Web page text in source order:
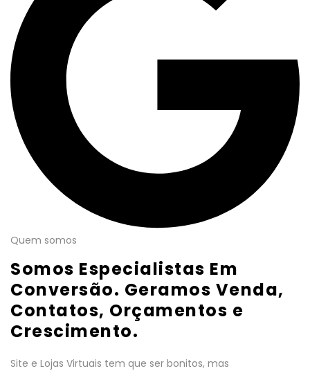
Quem somos
Somos Especialistas Em
Conversão. Geramos Venda,
Contatos, Orçamentos e
Crescimento.
Site e Lojas Virtuais tem que ser bonitos, mas